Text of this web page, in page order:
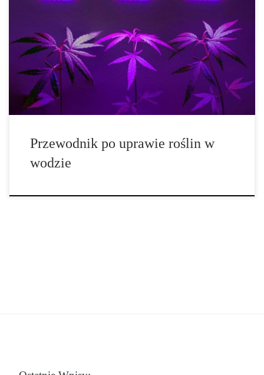
Hydroponika – Kompletny przewodnik techniczny po uprawie
roślin, w której gleba zostaje całkowicie zastąpiona przez wodny
roztwór składników mineralnych. Jest to rozwiązanie, które
zrewolucjonizowało współczesne rolnictwo i stało się
fundamentem tzw. precision agriculture – rolnictwa precyzyjnego.
Dzięki możliwości pełnej kontroli nad środowiskiem […]
Przewodnik po uprawie roślin w
wodzie